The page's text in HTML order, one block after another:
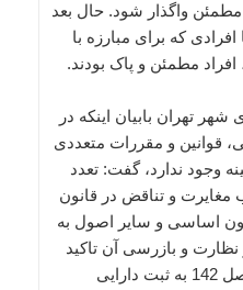
مطمئن واگذار شود. حال بعد
افرادی که برای مبارزه با
مطمئن و پاک بودند.
تهران بابیان اینکه در
قوانین و مقررات متعددی
وجود ندارد، گفت: تعدد
مغایرت و تناقض در قانون
اساسی و سایر اصول به
و بازرسی آن تاکید
شده است، حتی مشخصا در اصل 142 به ثبت دارایی